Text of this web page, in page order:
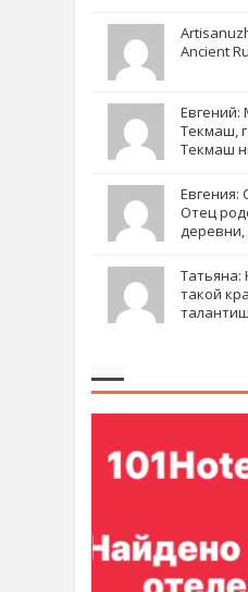
Ancient
Текмаш,
Текмаш
Евгения:
Отец
деревни,
Татьяна:
такой